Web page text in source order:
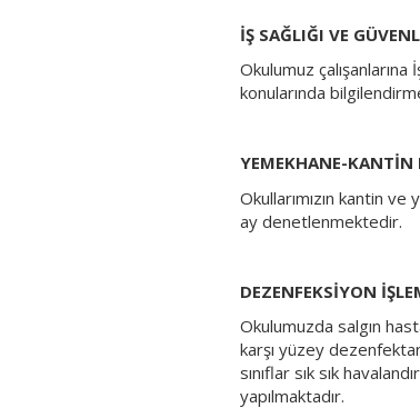
İŞ SAĞLIĞI VE
Okulumuz çalışanlarına
konularında
YEMEKHANE-KANTİN
Okullarımızın kantin
ay denetlenmektedir.
DEZENFEKSİYON
Okulumuzda salgın
karşı yüzey
sınıflar sık sık
yapılmaktadır.